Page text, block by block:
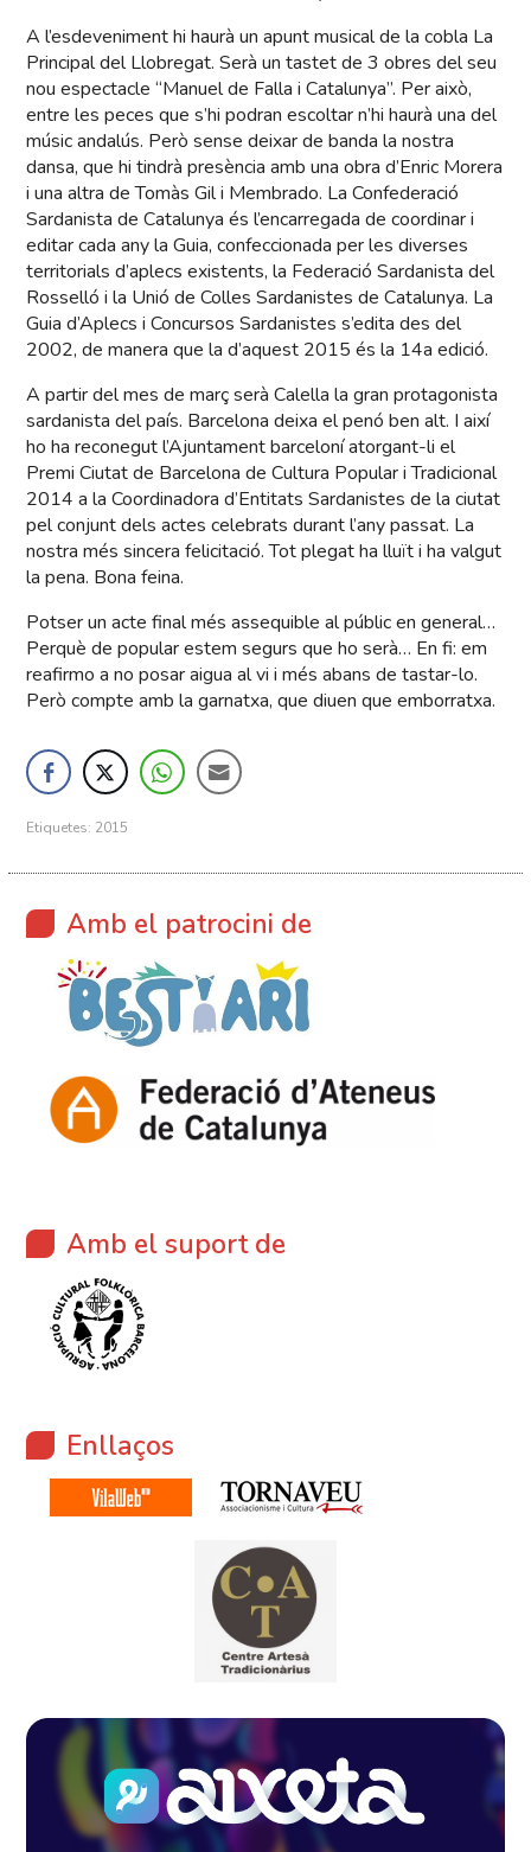
A l’esdeveniment hi haurà un apunt musical de la cobla La
Principal del Llobregat. Serà un tastet de 3 obres del seu
nou espectacle “Manuel de Falla i Catalunya”. Per això,
entre les peces que s’hi podran escoltar n’hi haurà una del
músic andalús. Però sense deixar de banda la nostra
dansa, que hi tindrà presència amb una obra d’Enric Morera
i una altra de Tomàs Gil i Membrado. La Confederació
Sardanista de Catalunya és l’encarregada de coordinar i
editar cada any la Guia, confeccionada per les diverses
territorials d’aplecs existents, la Federació Sardanista del
Rosselló i la Unió de Colles Sardanistes de Catalunya. La
Guia d’Aplecs i Concursos Sardanistes s’edita des del
2002, de manera que la d’aquest 2015 és la 14a edició.
A partir del mes de març serà Calella la gran protagonista
sardanista del país. Barcelona deixa el penó ben alt. I així
ho ha reconegut l’Ajuntament barceloní atorgant-li el
Premi Ciutat de Barcelona de Cultura Popular i Tradicional
2014 a la Coordinadora d’Entitats Sardanistes de la ciutat
pel conjunt dels actes celebrats durant l’any passat. La
nostra més sincera felicitació. Tot plegat ha lluït i ha valgut
la pena. Bona feina.
Potser un acte final més assequible al públic en general…
Perquè de popular estem segurs que ho serà… En fi: em
reafirmo a no posar aigua al vi i més abans de tastar-lo.
Però compte amb la garnatxa, que diuen que emborratxa.
Etiquetes: 2015
Amb el patrocini de
Amb el suport de
Enllaços